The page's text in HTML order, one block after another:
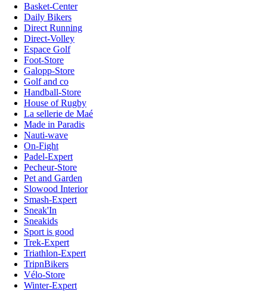
Basket-Center
Daily Bikers
Direct Running
Direct-Volley
Espace Golf
Foot-Store
Galopp-Store
Golf and co
Handball-Store
House of Rugby
La sellerie de Maé
Made in Paradis
Nauti-wave
On-Fight
Padel-Expert
Pecheur-Store
Pet and Garden
Slowood Interior
Smash-Expert
Sneak'In
Sneakids
Sport is good
Trek-Expert
Triathlon-Expert
TripnBikers
Vélo-Store
Winter-Expert